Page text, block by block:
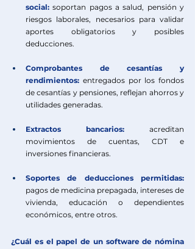
social: soportan pagos a salud, pensión y
riesgos laborales, necesarios para validar
aportes obligatorios y posibles
deducciones.
Comprobantes de cesantías y
rendimientos: entregados por los fondos
de cesantías y pensiones, reflejan ahorros y
utilidades generadas.
Extractos bancarios: acreditan
movimientos de cuentas, CDT e
inversiones financieras.
Soportes de deducciones permitidas:
pagos de medicina prepagada, intereses de
vivienda, educación o dependientes
económicos, entre otros.
¿Cuál es el papel de un software de nómina